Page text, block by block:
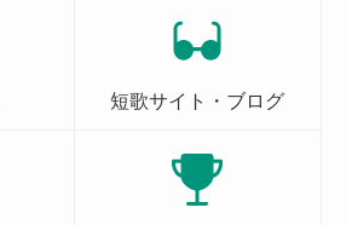
短歌サイト・ブログ